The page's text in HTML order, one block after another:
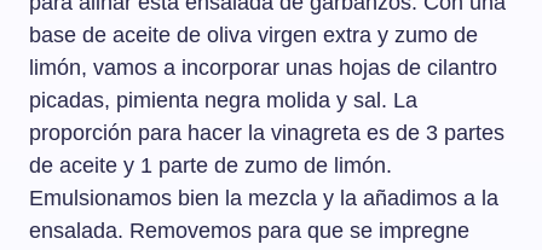
base de aceite de oliva virgen extra y zumo de
limón, vamos a incorporar unas hojas de cilantro
picadas, pimienta negra molida y sal. La
proporción para hacer la vinagreta es de 3 partes
de aceite y 1 parte de zumo de limón.
Emulsionamos bien la mezcla y la añadimos a la
ensalada. Removemos para que se impregne